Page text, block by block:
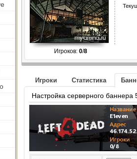
Игроков: 0/8
Игроки Статистика
Настройка серверного баннера